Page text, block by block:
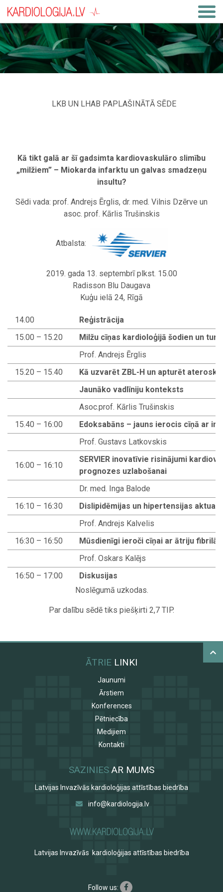
LKB UN LHAB PAPLAŠINĀTĀ SĒDE
Kā tikt galā ar šī gadsimta kardiovaskulāro slimību
„milžiem” – Miokarda infarktu un galvas smadzeņu
insultu?
Sēdi vada: prof. Andrejs Ērglis, dr. med. Vilnis Dzērve un
asoc. prof. Kārlis Trušinskis
Atbalsta:
2019. gada 13. septembrī plkst. 15.00
Radisson Blu Daugava
Kuģu ielā 24, Rīgā
14.00
Reģistrācija
15.00 – 15.20
Milžu cīņas kardioloģijā šodien un
Prof. Andrejs Ērglis
15.20 – 15.40
Kā uzvarēt ZBL-H un apturēt
Jaunāko vadlīniju konteksts
Asoc.prof. Kārlis Trušinskis
15.40 – 16:00
Edoksabāns – jauns ierocis cīņā ar
Prof. Gustavs Latkovskis
16:00 – 16:10
SERVIER inovatīvie risinājumi
prognozes uzlabošanai
Dr. med. Inga Balode
16:10 – 16:30
Dislipidēmijas un hipertensijas
Prof. Andrejs Kalvelis
16:30 – 16:50
Mūsdienīgi ieroči cīņai ar ātriju
Prof. Oskars Kalējs
16:50 – 17:00
Diskusijas
Noslēgumā uzkodas.
Par dalību sēdē tiks piešķirti 2,7 TIP.
ĀTRIE LINKI
Jaunumi
Ārstiem
Konferences
Pētniecība
Medijiem
Kontakti
SAZINIES AR MUMS
Latvijas Invazīvās kardioloģijas attīstības biedrība
info@kardiologija.lv
Latvijas Invazīvās kardioloģijas attīstības biedrība
Follow us: